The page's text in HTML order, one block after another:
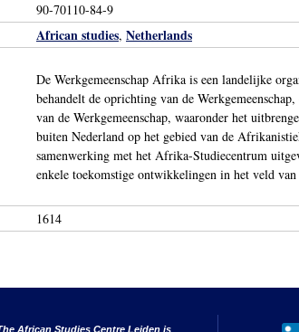
90-70110-84-9
African studies, Netherlands
De Werkgemeenschap Afrika is een landelijke
behandelt de oprichting van de
van de Werkgemeenschap, waaronder het
buiten Nederland op het gebied van de
samenwerking met het Afrika-Studiecentrum
enkele toekomstige ontwikkelingen in het veld
1614
African Studies Centre Leiden is